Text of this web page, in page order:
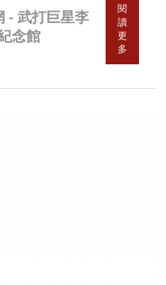
- 武打巨星李
念館
閱
讀
更
多